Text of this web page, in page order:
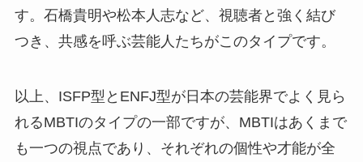
す。石橋貴明や松本人志など、視聴者と強く結び
つき、共感を呼ぶ芸能人たちがこのタイプです。
以上、ISFP型とENFJ型が日本の芸能界でよく見ら
れるMBTIのタイプの一部ですが、MBTIはあくまで
も一つの視点であり、それぞれの個性や才能が全